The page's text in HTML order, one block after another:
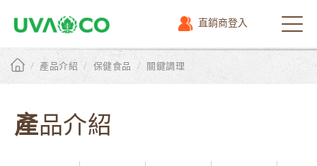
直銷商登入
選
單
/ 產品介紹 / 保健食品 / 關鍵調理
產品介紹